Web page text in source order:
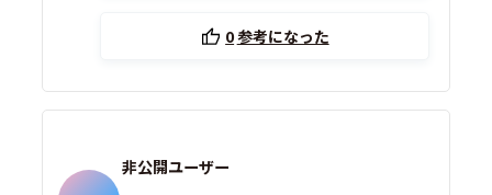
0参考になった
非公開ユーザー